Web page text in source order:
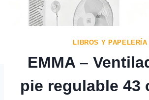
LIBROS Y PAPELERÍA
EMMA –
pie regulable 43